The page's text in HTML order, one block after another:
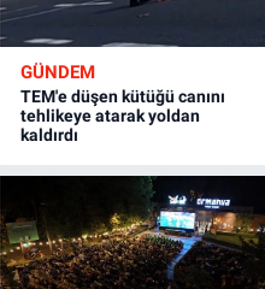
GÜNDEM
TEM'e düşen kütüğü canını
tehlikeye atarak yoldan
kaldırdı